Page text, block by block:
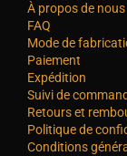
À propos de nous
FAQ
Mode de
Paiement
Expédition
Suivi de
Retours et
Politique de
Conditions